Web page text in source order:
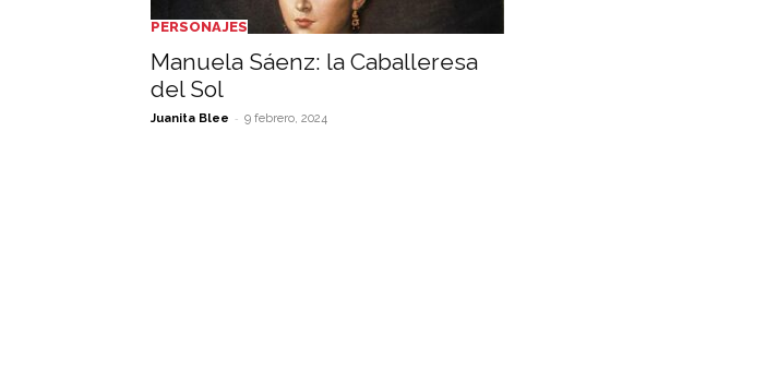
PERSONAJES
Manuela Sáenz: la Caballeresa
del Sol
Juanita Blee - 9 febrero, 2024